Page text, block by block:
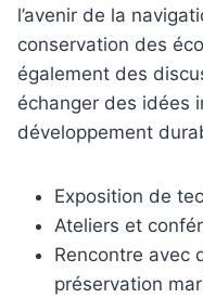
l’avenir de la
conservation des
également des
échanger des idées
développement
Exposition de
Ateliers et
Rencontre avec
préservation